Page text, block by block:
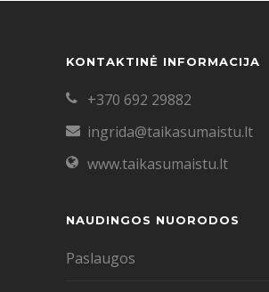
KONTAKTINĖ INFORMACIJA
+370 692 29882
ingrida@taikasumaistu.lt
www.taikasumaistu.lt
NAUDINGOS NUORODOS
Paslaugos